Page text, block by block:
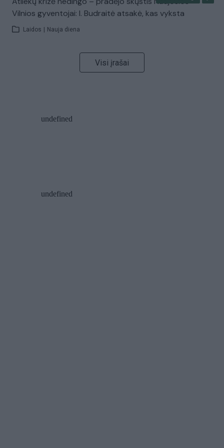
Vilnios gyventojai: I. Budraitė atsakė, kas vyksta
Laidos Nauja diena
Visi įrašai